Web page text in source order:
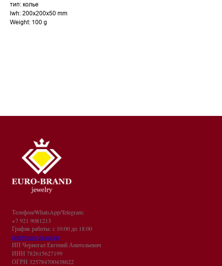
тип: колье
lwh: 200x200x50 mm
Weight: 100 g
Телефон/WhatsApp/Telegram:
+7 921 9081213
График работы: с 10:00 до 18:00
info@euro-brand.ru
ИП Черногал Евгений Анатольевич
ИНН 782615627199
ОГРН 325784700438622